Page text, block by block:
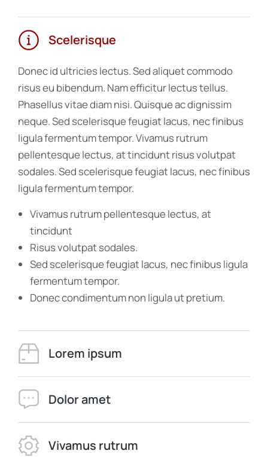
Scelerisque
Donec id ultricies lectus. Sed aliquet commodo
risus eu bibendum. Nam efficitur lectus tellus.
Phasellus vitae diam nisi. Quisque ac dignissim
neque. Sed scelerisque feugiat lacus, nec finibus
ligula fermentum tempor. Vivamus rutrum
pellentesque lectus, at tincidunt risus volutpat
sodales. Sed scelerisque feugiat lacus, nec finibus
ligula fermentum tempor.
Vivamus rutrum pellentesque lectus, at
tincidunt
Risus volutpat sodales.
Sed scelerisque feugiat lacus, nec finibus ligula
fermentum tempor.
Donec condimentum non ligula ut pretium.
Lorem ipsum
Dolor amet
Vivamus rutrum